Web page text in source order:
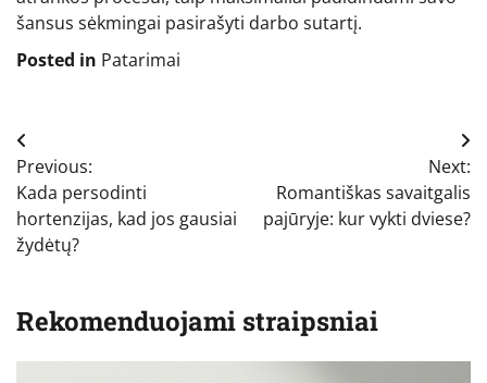
šansus sėkmingai pasirašyti darbo sutartį.
Posted in Patarimai
Navigacija
tarp
įrašų
Previous:
Kada persodinti
hortenzijas, kad jos gausiai
žydėtų?
Next:
Romantiškas savaitgalis
pajūryje: kur vykti dviese?
Rekomenduojami straipsniai